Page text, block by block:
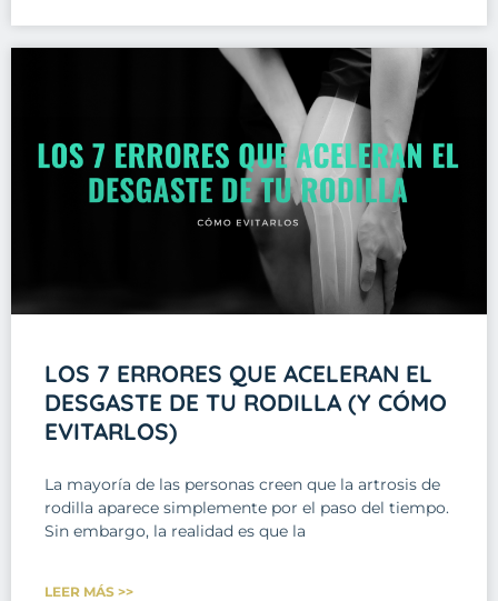
LOS 7 ERRORES QUE ACELERAN EL
DESGASTE DE TU RODILLA (Y CÓMO
EVITARLOS)
La mayoría de las personas creen que la artrosis de
rodilla aparece simplemente por el paso del tiempo.
Sin embargo, la realidad es que la
LEER MÁS >>